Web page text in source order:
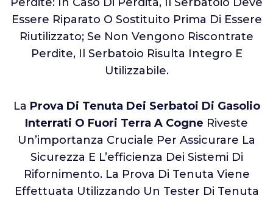
Essere Riparato O Sostituito Prima Di Essere
Riutilizzato; Se Non Vengono Riscontrate
Perdite, Il Serbatoio Risulta Integro E
Utilizzabile.
La Prova Di Tenuta Dei Serbatoi Di Gasolio
Interrati O Fuori Terra A Cogne Riveste
Un’importanza Cruciale Per Assicurare La
Sicurezza E L’efficienza Dei Sistemi Di
Rifornimento. La Prova Di Tenuta Viene
Effettuata Utilizzando Un Tester Di Tenuta